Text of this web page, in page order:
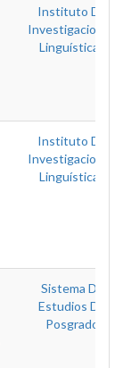
Instituto De
Investigaciones
Linguísticas
Instituto De
Investigaciones
Linguísticas
Sistema De
Estudios De
Posgrado